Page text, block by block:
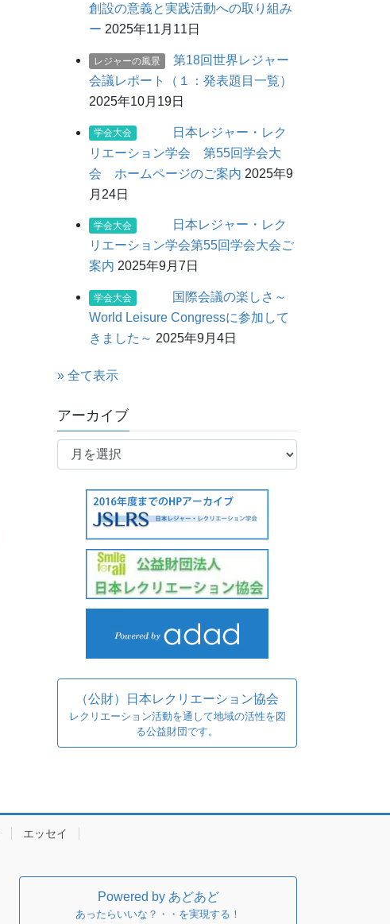
創設の意義と実践活動への取り組み
ー 2025年11月11日
レジャーの風景
第18回世界レジャー
会議レポート（１：発表題目一覧）
2025年10月19日
学会大会
日本レジャー・レク
リエーション学会 第55回学会大
会 ホームページのご案内 2025年9
月24日
学会大会
日本レジャー・レク
リエーション学会第55回学会大会ご
案内 2025年9月7日
学会大会
国際会議の楽しさ～
World Leisure Congressに参加して
きました～ 2025年9月4日
» 全て表示
アーカイブ
ア
（公財）日本レクリエーション協会
レクリエーション活動を通して地域の活性を図
る公益財団です。
エッセイ
Powered by あどあど
あったらいいな？・・を実現する！